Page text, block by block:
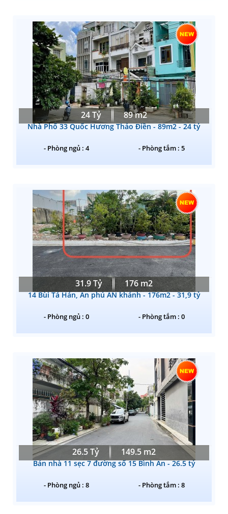
24 Tỷ 89 m2
Nhà Phố 33 Quốc Hương Thảo Điền - 89m2 - 24 tỷ
- Phòng ngủ : 4 - Phòng tắm : 5
31.9 Tỷ 176 m2
14 Bùi Tá Hán, An phú AN khánh - 176m2 - 31,9 tỷ
- Phòng ngủ : 0 - Phòng tắm : 0
26.5 Tỷ 149.5 m2
Bán nhà 11 sẹc 7 đường số 15 Bình An - 26.5 tỷ
- Phòng ngủ : 8 - Phòng tắm : 8